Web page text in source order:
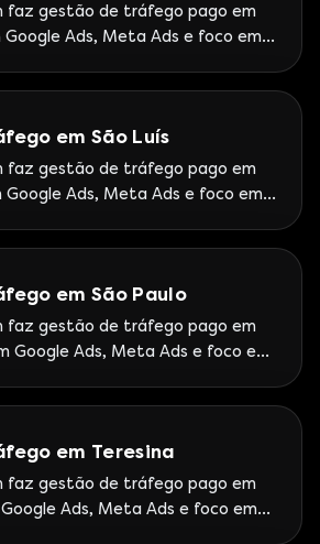
faz gestão de tráfego pago em
Google Ads, Meta Ads e foco em
Partner Premier.
em São Luís
faz gestão de tráfego pago em
Google Ads, Meta Ads e foco em
em São Paulo
faz gestão de tráfego pago em
Google Ads, Meta Ads e foco em
Premier.
em Teresina
faz gestão de tráfego pago em
Ads, Meta Ads e foco em